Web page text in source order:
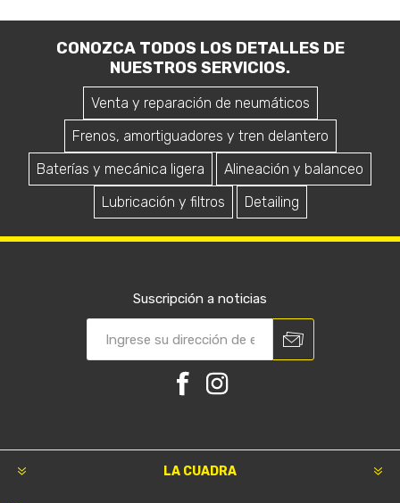
CONOZCA TODOS LOS DETALLES DE
NUESTROS SERVICIOS.
Venta y reparación de neumáticos
Frenos, amortiguadores y tren delantero
Baterías y mecánica ligera
Alineación y balanceo
Lubricación y filtros
Detailing
Suscripción a noticias
LA CUADRA